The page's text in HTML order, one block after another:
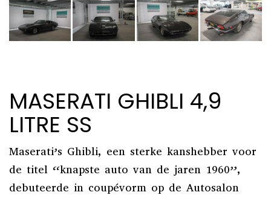
MASERATI GHIBLI 4,9
LITRE SS
Maserati’s Ghibli, een sterke kanshebber voor
de titel “knapste auto van de jaren 1960”,
debuteerde in coupévorm op de Autosalon